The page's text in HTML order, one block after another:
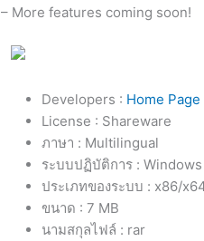
– More features coming soon!
Developers : Home Page
License : Shareware
ภาษา : Multilingual
ระบบปฏิบัติการ :
ประเภทของระบบ : x86/
ขนาด : 7 MB
นามสกุลไฟล์ : rar